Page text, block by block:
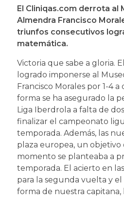
El Cliniqas.com derrota al
Almendra Francisco
triunfos consecutivos
matemática.
Victoria que sabe a gloria.
logrado imponerse al
Francisco Morales por 1-4
forma se ha asegurado la
Liga Iberdrola a falta de
finalizar el campeonato
temporada. Además, las
plaza europea, un
momento se planteaba a
temporada. El acierto en
para la segunda vuelta y
forma de nuestra capitana,